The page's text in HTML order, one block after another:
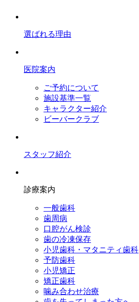
選ばれる理由
医院案内
ご予約について
施設基準一覧
キャラクター紹介
ビーバークラブ
スタッフ紹介
診療案内
一般歯科
歯周病
口腔がん検診
歯の冷凍保存
小児歯科・マタニティ歯科
予防歯科
小児矯正
矯正歯科
噛み合わせ治療